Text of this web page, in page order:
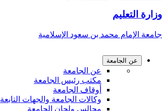
وزارة التعليم
جامعة الإمام محمد بن سعود الإسلامية
عن الجامعة
عن الجامعة
مكتب رئيس الجامعة
أوقاف الجامعة
وكالات الجامعة والجهات التابعة
مجالس ولجان الجامعة